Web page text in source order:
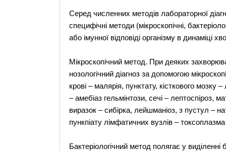
Серед численних методів лабораторної
специфічні методи (мікроскопічні,
або імунної відповіді організму в динаміці
Мікроскопічний метод. При деяких
нозологічний діагноз за допомогою
крові – малярія, пунктату, кісткового мозку
– амебіаз гельмінтози, сечі – лептоспіроз,
виразок – сибірка, лейшманіоз, з пустул –
пункпіату лімфатичних вузлів – токсоплазма
Бактеріологічний метод полягає у виділенні